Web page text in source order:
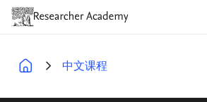
Skip
content
中文课程